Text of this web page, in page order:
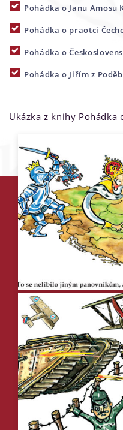
Pohádka o Janu Amosu
Pohádka o praotci
Pohádka o
Pohádka o Jiřím z
Ukázka z knihy Pohádka